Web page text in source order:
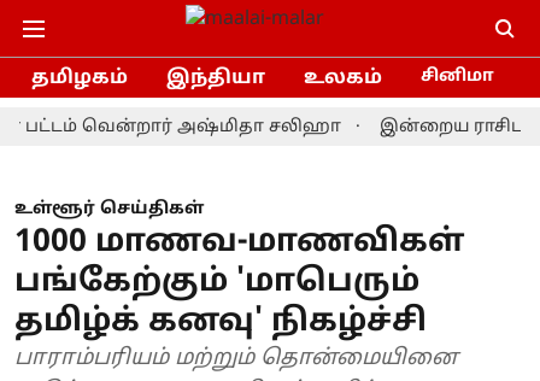
தமிழகம் இந்தியா உலகம் சினிமா
வென்றார் அஷ்மிதா சலிஹா இன்றைய ராசிபலன்
உள்ளூர் செய்திகள்
1000 மாணவ-மாணவிகள்
பங்கேற்கும் 'மாபெரும்
தமிழ்க் கனவு' நிகழ்ச்சி
பாராம்பரியம் மற்றும் தொன்மையினை